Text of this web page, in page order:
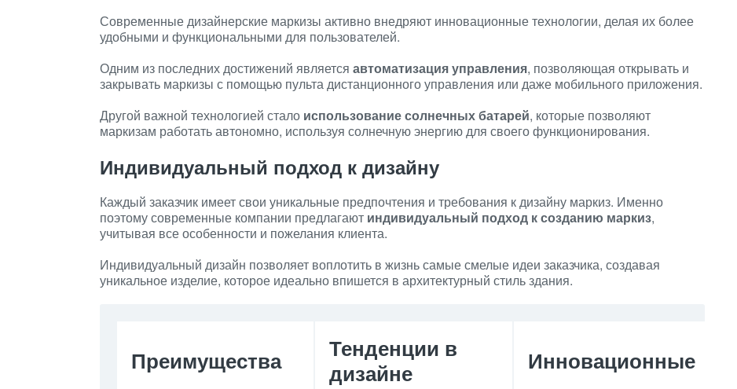
Современные дизайнерские маркизы активно внедряют инновационные технологии, делая их более
удобными и функциональными для пользователей.
Одним из последних достижений является автоматизация управления, позволяющая открывать и
закрывать маркизы с помощью пульта дистанционного управления или даже мобильного приложения.
Другой важной технологией стало использование солнечных батарей, которые позволяют
маркизам работать автономно, используя солнечную энергию для своего функционирования.
Индивидуальный подход к дизайну
Каждый заказчик имеет свои уникальные предпочтения и требования к дизайну маркиз. Именно
поэтому современные компании предлагают индивидуальный подход к созданию маркиз,
учитывая все особенности и пожелания клиента.
Индивидуальный дизайн позволяет воплотить в жизнь самые смелые идеи заказчика, создавая
уникальное изделие, которое идеально впишется в архитектурный стиль здания.
Преимущества
Тенденции в
дизайне
Инновационные